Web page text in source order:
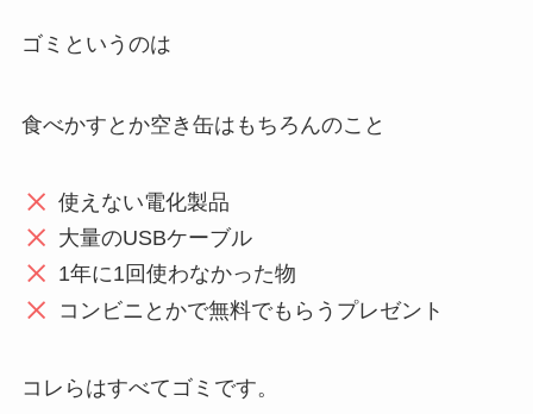
ゴミというのは
食べかすとか空き缶はもちろんのこと
使えない電化製品
大量のUSBケーブル
1年に1回使わなかった物
コンビニとかで無料でもらうプレゼント
コレらはすべてゴミです。